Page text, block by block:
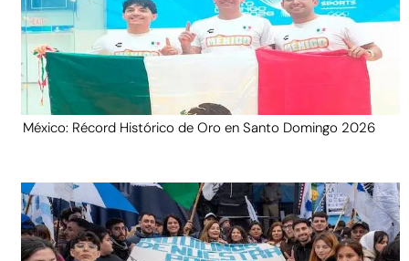
México: Récord Histórico de Oro en Santo Domingo 2026